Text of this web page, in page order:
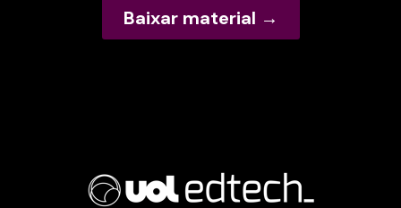
Baixar material →